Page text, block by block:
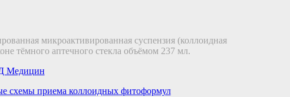
микроактивированная суспензия (коллоидная
тёмного аптечного стекла объёмом 237 мл.
Медицин
схемы приема коллоидных фитоформул